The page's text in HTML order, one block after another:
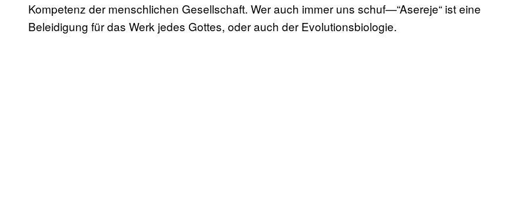
Kompetenz der menschlichen Gesellschaft. Wer auch immer uns schuf—“Asereje“ ist eine
Beleidigung für das Werk jedes Gottes, oder auch der Evolutionsbiologie.